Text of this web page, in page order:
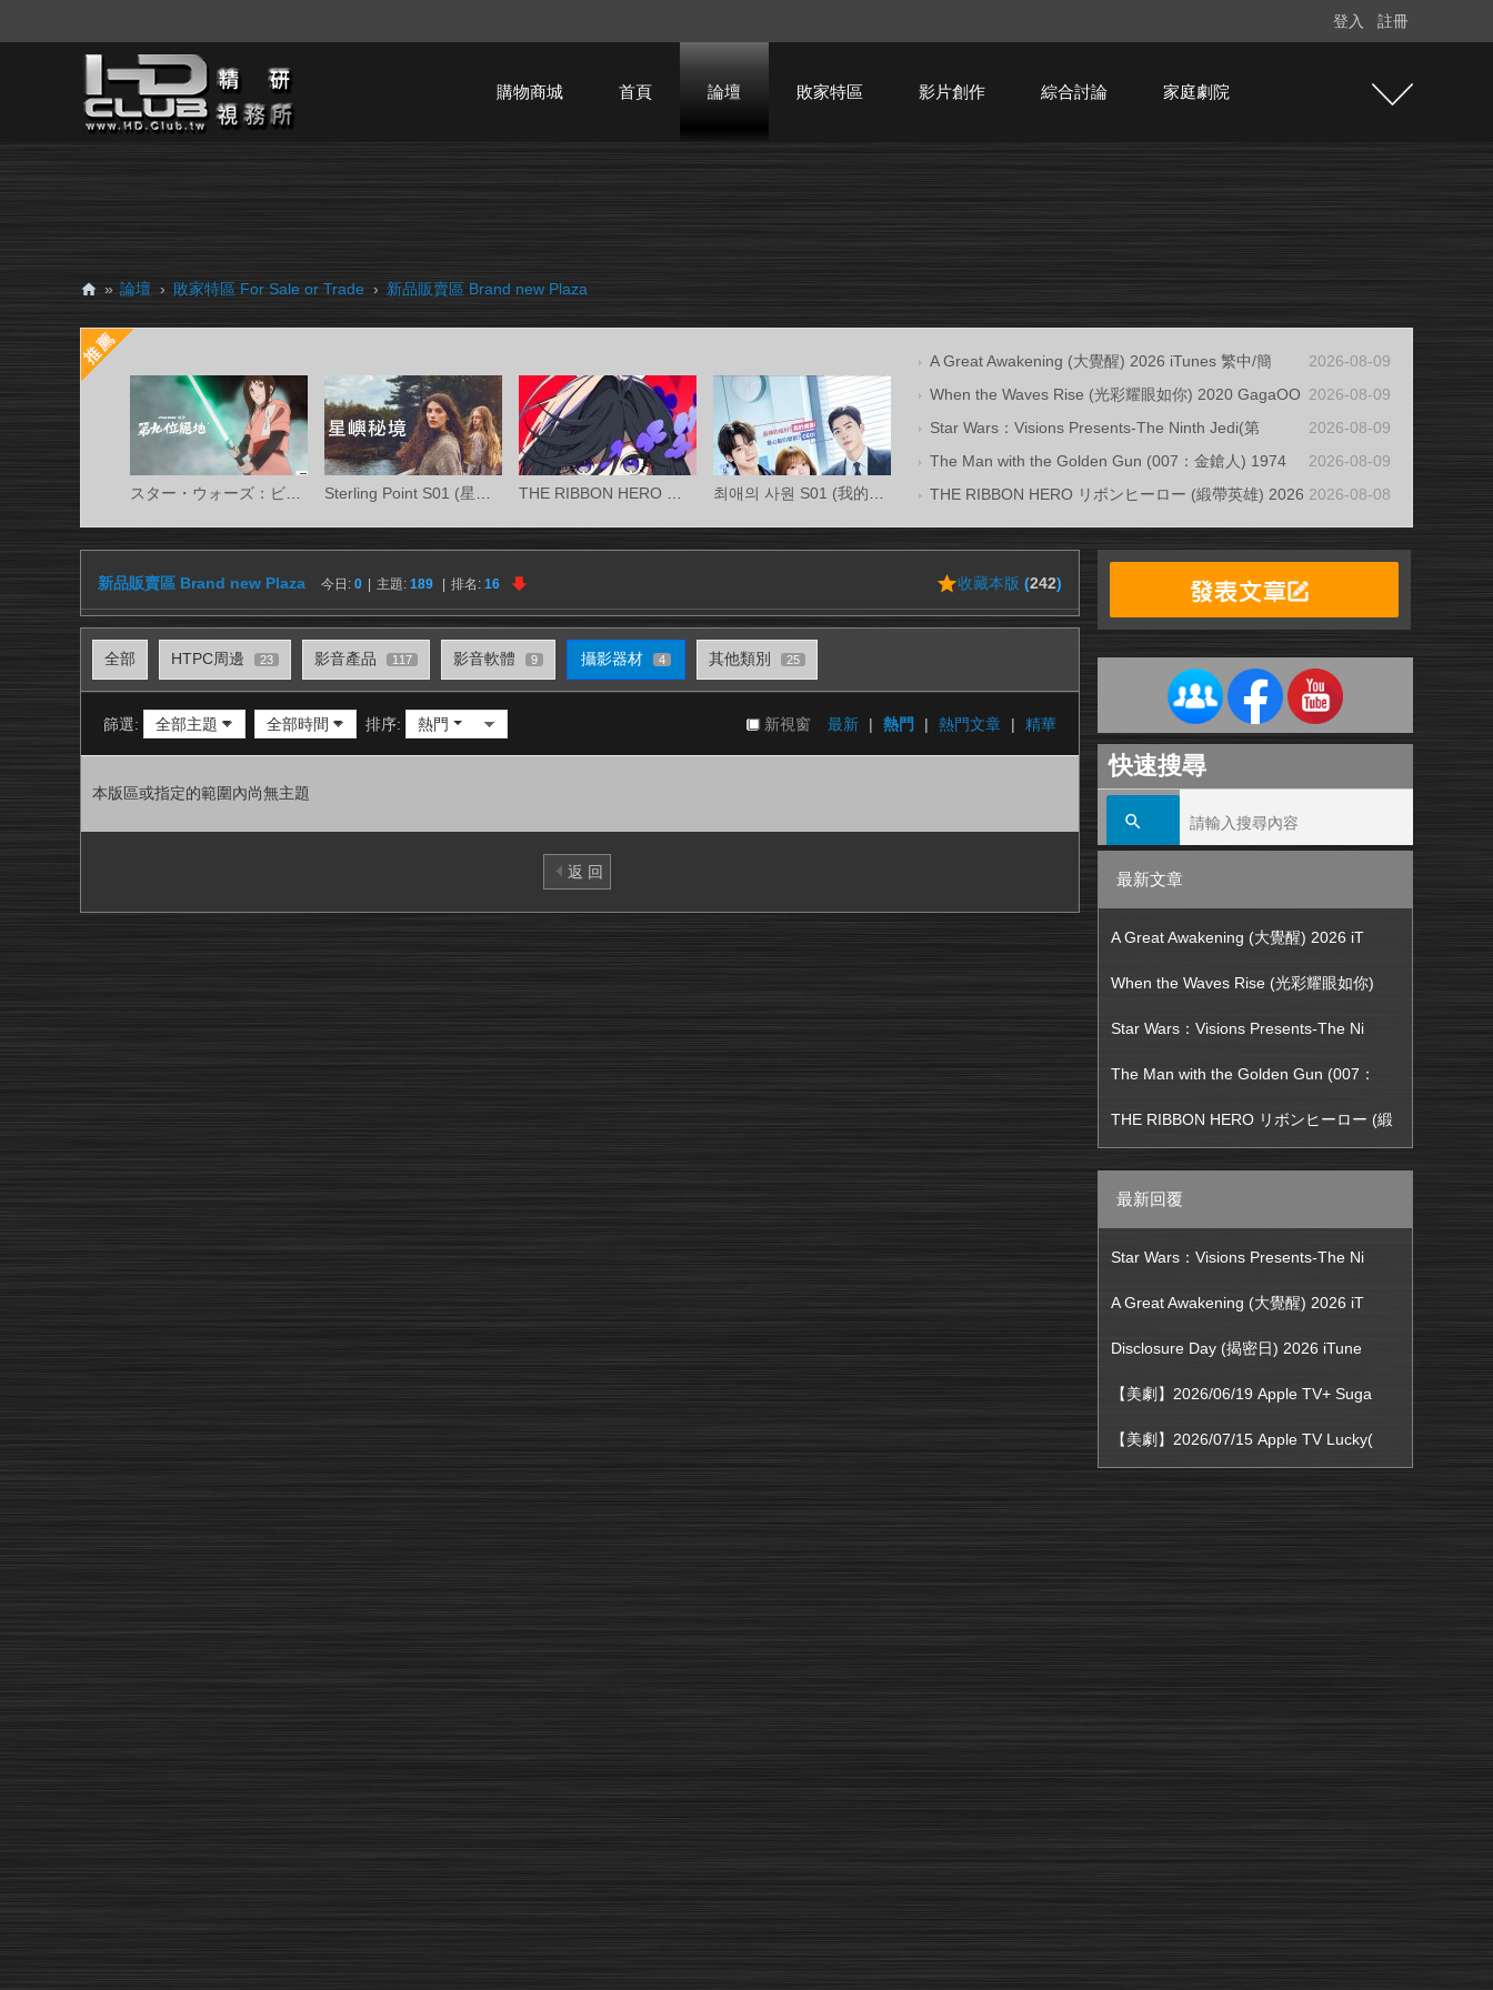
登入 註冊
購物商城 首頁 論壇 敗家特區 影片創作 綜合討論 家庭劇院
D.
Cl
務
» 論壇 › 敗家特區 For Sale or Trade › 新品販賣區 Brand new Plaza
A Great Awakening (大覺醒) 2026 iTunes 繁中/簡
2026-08-09
When the Waves Rise (光彩耀眼如你) 2020 GagaOO 2026-08-09
Star Wars：Visions Presents-The Ninth Jedi(第
2026-08-09
The Man with the Golden Gun (007：金鎗人) 1974
2026-08-09
THE RIBBON HERO リボンヒーロー (緞帶英雄) 2026 2026-08-08
收藏本版 (242)
新品販賣區 Brand new Plaza 今日: 0 主題: 189 排名: 16
全部 HTPC周邊 23 影音產品 117 影音軟體 9 攝影器材 4 其他類別 25
最新 | 熱門 | 熱門文章 | 精華
新視窗
篩選: 全部主題 全部時間 排序: 熱門
本版區或指定的範圍內尚無主題
返 回
快速搜尋
最新文章
A Great Awakening (大覺醒) 2026 iT
When the Waves Rise (光彩耀眼如你)
Star Wars：Visions Presents-The Ni
The Man with the Golden Gun (007：
THE RIBBON HERO リボンヒーロー (緞
最新回覆
Star Wars：Visions Presents-The Ni
A Great Awakening (大覺醒) 2026 iT
Disclosure Day (揭密日) 2026 iTune
【美劇】2026/06/19 Apple TV+ Suga
【美劇】2026/07/15 Apple TV Lucky(